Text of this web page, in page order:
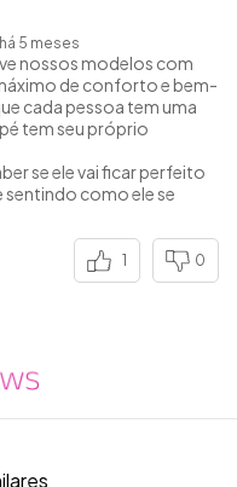
há 5 meses
nossos modelos com
de conforto e bem-
cada pessoa tem uma
tem seu próprio
se ele vai ficar perfeito
sentindo como ele se
1 0